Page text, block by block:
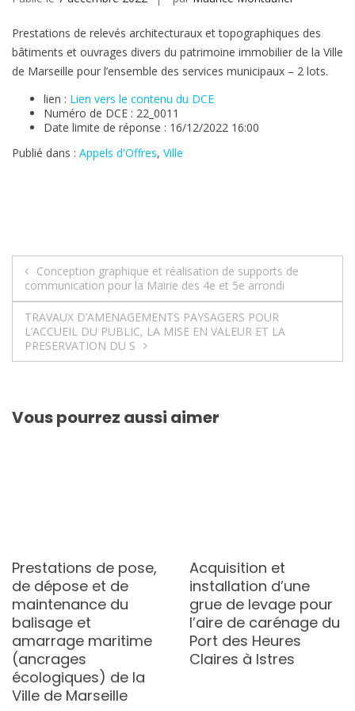
Prestations de relevés architecturaux et topographiques des
bâtiments et ouvrages divers du patrimoine immobilier de la Ville
de Marseille pour l’ensemble des services municipaux – 2 lots.
lien : Lien vers le contenu du DCE
Numéro de DCE : 22_0011
Date limite de réponse : 16/12/2022 16:00
Publié dans : Appels d'Offres, Ville
Navigation
de
l’article
Conception graphique et réalisation de supports de
communication pour la Mairie des 4e et 5e arrondi
TRAVAUX D’AMENAGEMENTS PAYSAGERS POUR
L’ACCUEIL DU PUBLIC, LA MISE EN VALEUR ET LA
PRESERVATION DU S
Vous pourrez aussi aimer
Prestations de pose,
de dépose et de
maintenance du
balisage et
amarrage maritime
(ancrages
écologiques) de la
Ville de Marseille
Acquisition et
installation d’une
grue de levage pour
l’aire de carénage du
Port des Heures
Claires à Istres